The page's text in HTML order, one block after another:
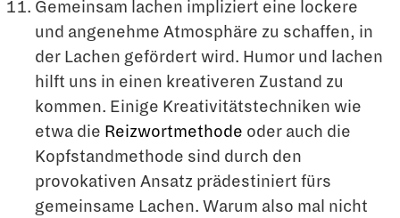
Gemeinsam lachen impliziert eine lockere
und angenehme Atmosphäre zu schaffen, in
der Lachen gefördert wird. Humor und lachen
hilft uns in einen kreativeren Zustand zu
kommen. Einige Kreativitätstechniken wie
etwa die Reizwortmethode oder auch die
Kopfstandmethode sind durch den
provokativen Ansatz prädestiniert fürs
gemeinsame Lachen. Warum also mal nicht